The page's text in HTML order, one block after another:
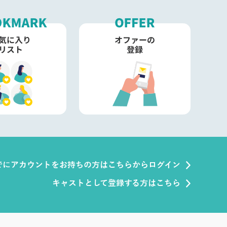
にアカウントをお持ちの方はこちらからログイン
キャストとして登録する方はこちら